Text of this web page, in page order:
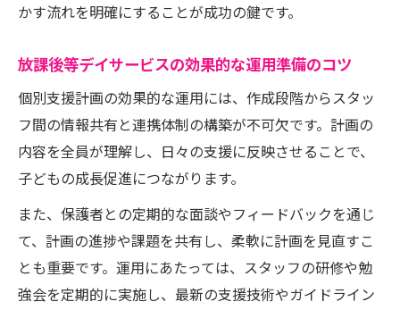
かす流れを明確にすることが成功の鍵です。
放課後等デイサービスの効果的な運用準備のコツ
個別支援計画の効果的な運用には、作成段階からスタッ
フ間の情報共有と連携体制の構築が不可欠です。計画の
内容を全員が理解し、日々の支援に反映させることで、
子どもの成長促進につながります。
また、保護者との定期的な面談やフィードバックを通じ
て、計画の進捗や課題を共有し、柔軟に計画を見直すこ
とも重要です。運用にあたっては、スタッフの研修や勉
強会を定期的に実施し、最新の支援技術やガイドライン